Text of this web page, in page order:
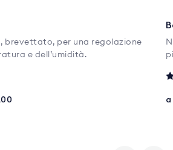
brevettato, per una regolazione
e dell’umidità.